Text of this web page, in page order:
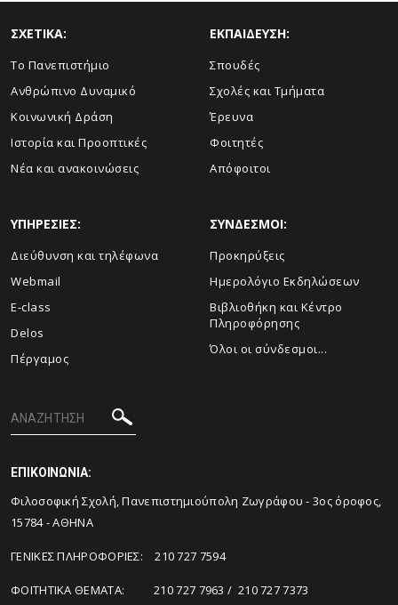
ΣΧΕΤΙΚΑ:
Το Πανεπιστήμιο
Ανθρώπινο Δυναμικό
Κοινωνική Δράση
Ιστορία και Προοπτικές
Νέα και ανακοινώσεις
ΕΚΠΑΙΔΕΥΣΗ:
Σπουδές
Σχολές και Τμήματα
Έρευνα
Φοιτητές
Απόφοιτοι
ΥΠΗΡΕΣΙΕΣ:
Διεύθυνση και τηλέφωνα
Webmail
E-class
Delos
Πέργαμος
ΣΥΝΔΕΣΜΟΙ:
Προκηρύξεις
Ημερολόγιο Εκδηλώσεων
Βιβλιοθήκη και Κέντρο
Πληροφόρησης
Όλοι οι σύνδεσμοι...
ΕΠΙΚΟΙΝΩΝΙΑ:
Φιλοσοφική Σχολή, Πανεπιστημιούπολη Ζωγράφου - 3ος όροφος,
15784 - ΑΘΗΝΑ
ΓΕΝΙΚΕΣ ΠΛΗΡΟΦΟΡΙΕΣ: 210 727 7594
ΦΟΙΤΗΤΙΚΑ ΘΕΜΑΤΑ: 210 727 7963 / 210 727 7373